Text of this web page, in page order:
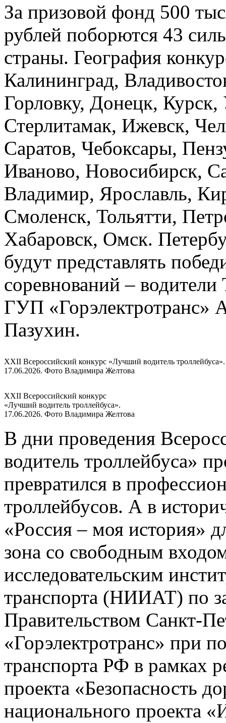
За призовой фонд 500
рублей поборются 43
страны. География
Калининград,
Горловку, Донецк,
Стерлитамак, Ижевск,
Саратов, Чебоксары,
Иваново, Новосибирск,
Владимир, Ярославль,
Смоленск, Тольятти,
Хабаровск, Омск.
будут представлять
соревнований –
ГУП «Горэлектротранс»
Пазухин.
XXII Всероссийский конкурс «Лучший водитель троллейбуса».
17.06.2026. Фото Владимира Желтова
XXII Всероссийский конкурс
«Лучший водитель троллейбуса».
17.06.2026. Фото Владимира Желтова
В дни проведения
водитель троллейбуса»
превратился в
троллейбусов. А в
«Россия – моя история»
зона со свободным
исследовательским
транспорта (НИИАТ) по
Правительством Санкт-
«Горэлектротранс» при
транспорта РФ в рамках
проекта «Безопасность
национального проекта